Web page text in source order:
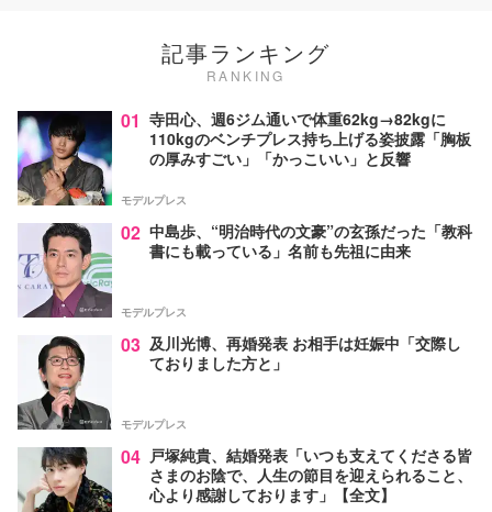
記事ランキング
RANKING
01 寺田心、週6ジム通いで体重62kg→82kgに
110kgのベンチプレス持ち上げる姿披露「胸板
の厚みすごい」「かっこいい」と反響
モデルプレス
02 中島歩、“明治時代の文豪”の玄孫だった「教科
書にも載っている」名前も先祖に由来
モデルプレス
03 及川光博、再婚発表 お相手は妊娠中「交際し
ておりました方と」
モデルプレス
04 戸塚純貴、結婚発表「いつも支えてくださる皆
さまのお陰で、人生の節目を迎えられること、
心より感謝しております」【全文】